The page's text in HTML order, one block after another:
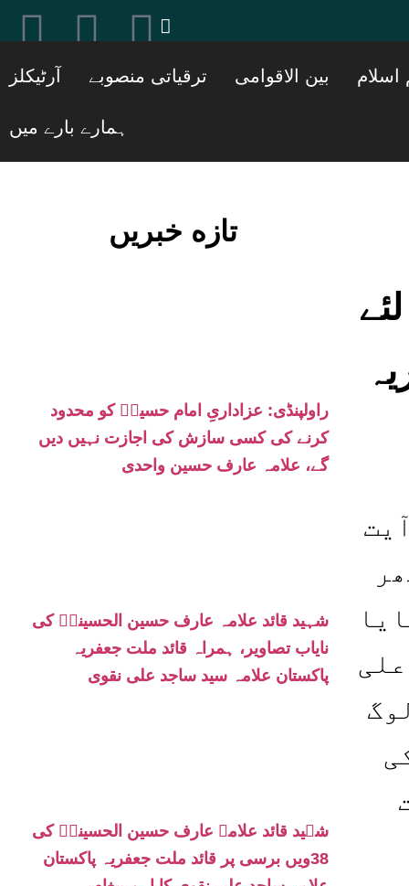
اسلام بین الاقوامی ترقیاتی منصوبے آرٹیکلز
ہمارے بارے میں
تازه خبریں
راولپنڈی: عزاداریِ امام حسینؑ کو محدود
کرنے کی کسی سازش کی اجازت نہیں دیں
گے، علامہ عارف حسین واحدی
شہید قائد علامہ عارف حسین الحسینیؒ کی
نایاب تصاویر، ہمراہ قائد ملت جعفریہ
پاکستان علامہ سید ساجد علی نقوی
شہید قائد علامہ عارف حسین الحسینیؒ کی
38ویں برسی پر قائد ملت جعفریہ پاکستان